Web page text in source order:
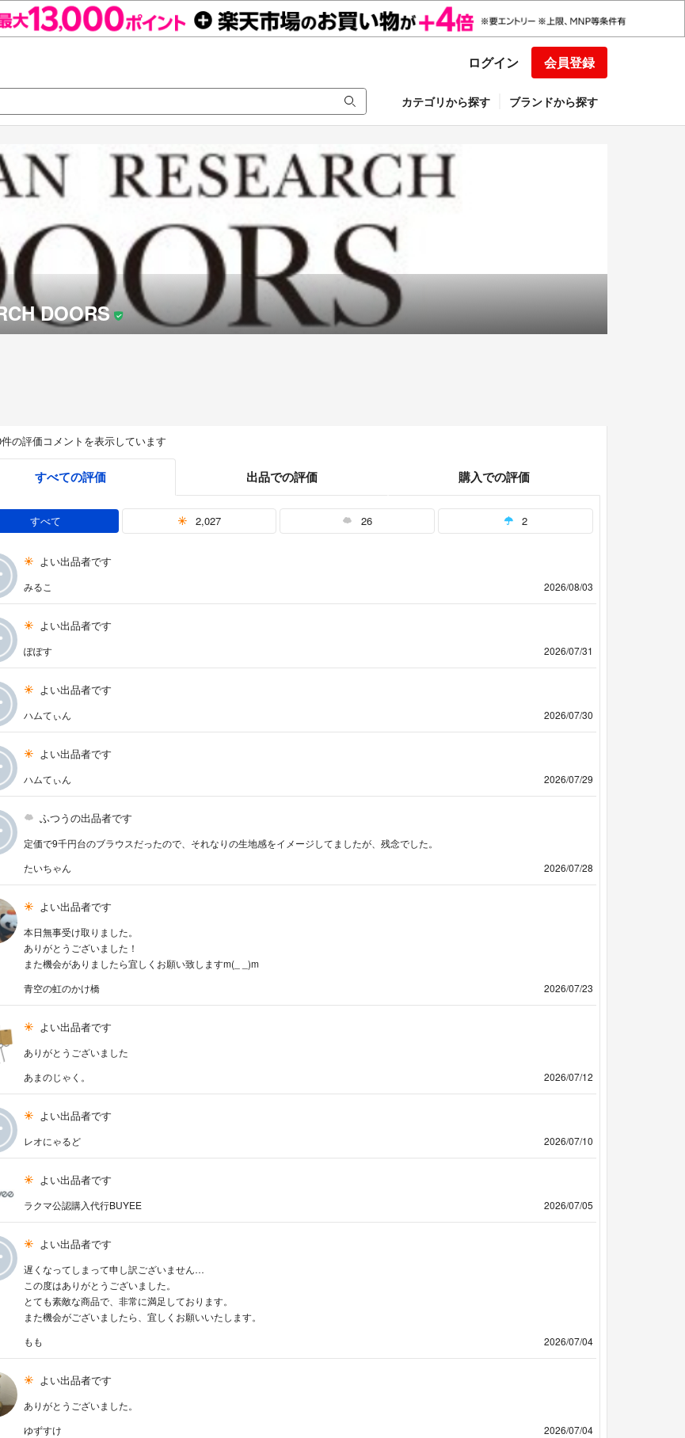
ログイン 会員登録
カテゴリから探す ブランドから探す
DOORS
の評価コメントを表示しています
すべての評価 出品での評価 購入での評価
すべて 2,027 26 2
よい出品者です
みるこ 2026/08/03
よい出品者です
ぽぽす 2026/07/31
よい出品者です
ハムてぃん 2026/07/30
よい出品者です
ハムてぃん 2026/07/29
ふつうの出品者です
定価で9千円台のブラウスだったので、それなりの生地感をイメージしてましたが、残念でした。
たいちゃん
2026/07/28
よい出品者です
本日無事受け取りました。
ありがとうございました！
また機会がありましたら宜しくお願い致しますm(_ _)m
青空の虹のかけ橋
2026/07/23
よい出品者です
ありがとうございました
あまのじゃく。
2026/07/12
よい出品者です
レオにゃるど 2026/07/10
よい出品者です
ラクマ公認購入代行BUYEE 2026/07/05
よい出品者です
遅くなってしまって申し訳ございません…
この度はありがとうございました。
とても素敵な商品で、非常に満足しております。
また機会がございましたら、宜しくお願いいたします。
もも
2026/07/04
よい出品者です
ありがとうございました。
ゆずすけ
2026/07/04